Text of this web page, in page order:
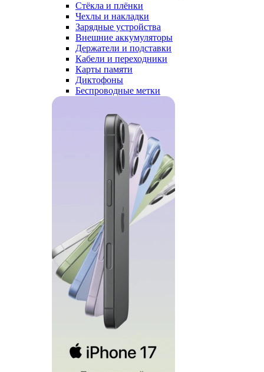
Стёкла и плёнки
Чехлы и накладки
Зарядные устройства
Внешние аккумуляторы
Держатели и подставки
Кабели и переходники
Карты памяти
Диктофоны
Беспроводные метки